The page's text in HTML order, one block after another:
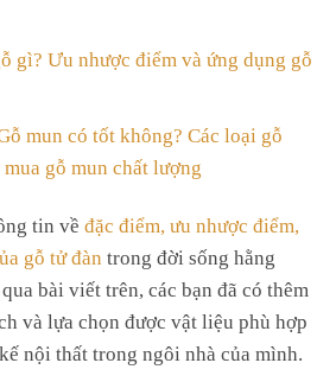
gì? Ưu nhược điểm và ứng dụng gỗ
mun có tốt không? Các loại gỗ
gỗ mun chất lượng
tin về đặc điểm, ưu nhược điểm,
gỗ tử đàn trong đời sống hằng
bài viết trên, các bạn đã có thêm
và lựa chọn được vật liệu phù hợp
nội thất trong ngôi nhà của mình.